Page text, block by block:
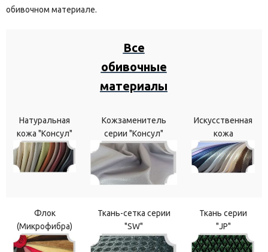
обивочном материале.
Все
обивочные
материалы
Натуральная
кожа "Консул"
Кожзаменитель
серии "Консул"
Искусственная
кожа
Флок
(Микрофибра)
Ткань-сетка серии
"SW"
Ткань серии
"JP"